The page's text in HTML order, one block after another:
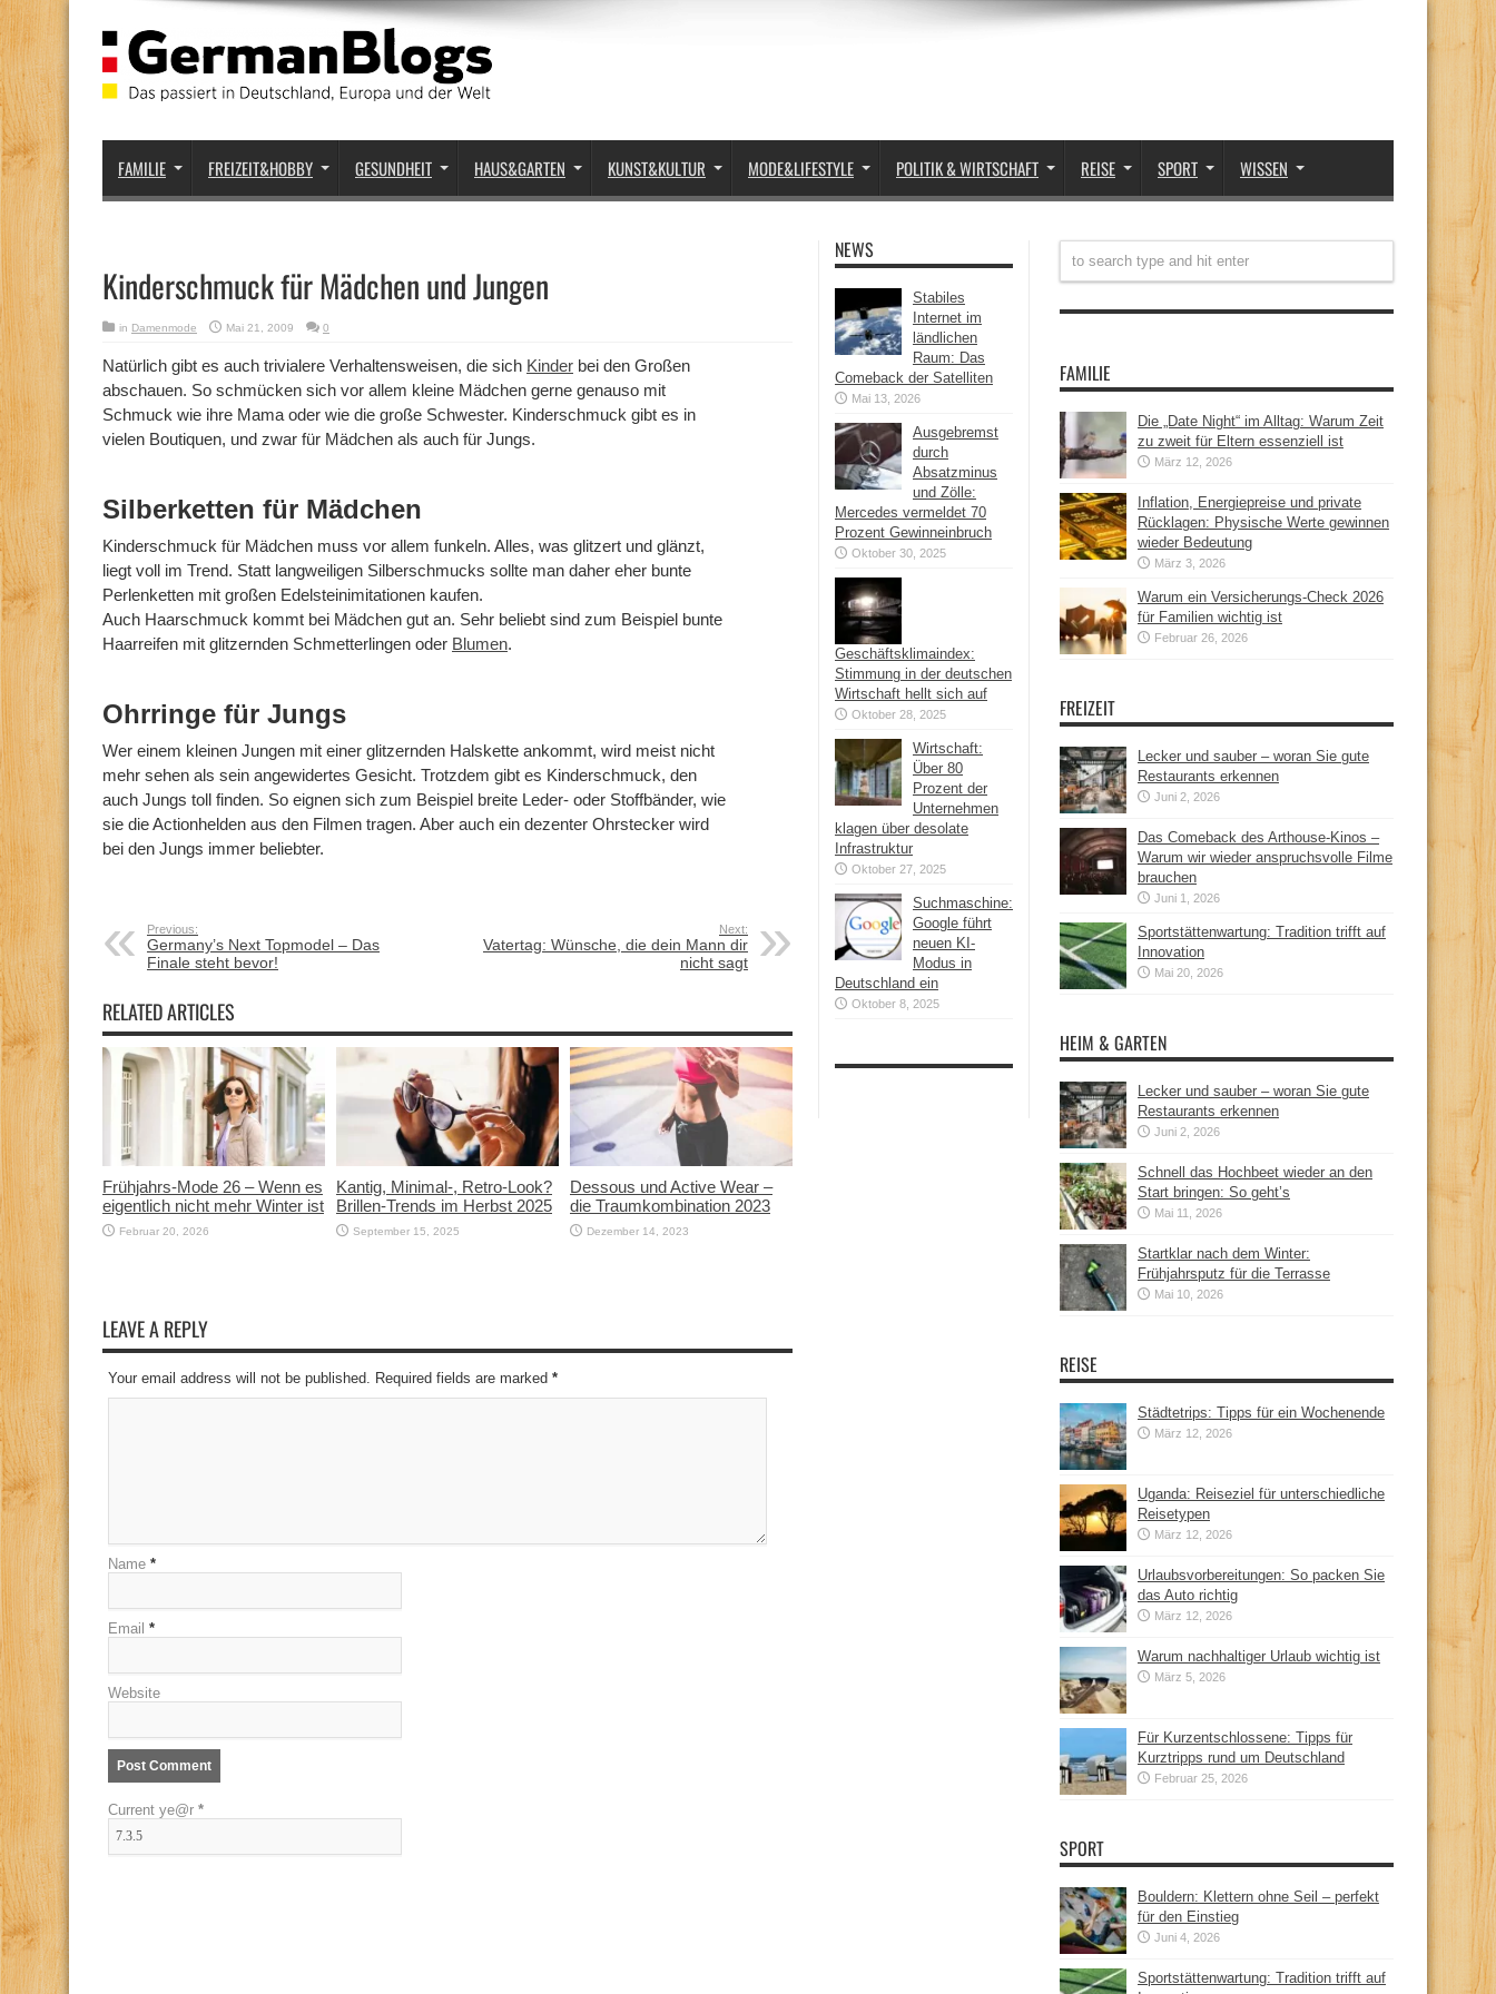
FAMILIE FREIZEIT&HOBBY GESUNDHEIT HAUS&GARTEN KUNST&KULTUR MODE&LIFESTYLE POLITIK & WIRTSCHAFT REISE SPORT WISSEN
Kinderschmuck für Mädchen und Jungen
in Damenmode Mai 21, 2009 0
Natürlich gibt es auch trivialere Verhaltensweisen, die sich Kinder bei den Großen
abschauen. So schmücken sich vor allem kleine Mädchen gerne genauso mit
Schmuck wie ihre Mama oder wie die große Schwester. Kinderschmuck gibt es in
vielen Boutiquen, und zwar für Mädchen als auch für Jungs.
Silberketten für Mädchen
Kinderschmuck für Mädchen muss vor allem funkeln. Alles, was glitzert und glänzt,
liegt voll im Trend. Statt langweiligen Silberschmucks sollte man daher eher bunte
Perlenketten mit großen Edelsteinimitationen kaufen.
Auch Haarschmuck kommt bei Mädchen gut an. Sehr beliebt sind zum Beispiel bunte
Haarreifen mit glitzernden Schmetterlingen oder Blumen.
Ohrringe für Jungs
Wer einem kleinen Jungen mit einer glitzernden Halskette ankommt, wird meist nicht
mehr sehen als sein angewidertes Gesicht. Trotzdem gibt es Kinderschmuck, den
auch Jungs toll finden. So eignen sich zum Beispiel breite Leder- oder Stoffbänder, wie
sie die Actionhelden aus den Filmen tragen. Aber auch ein dezenter Ohrstecker wird
bei den Jungs immer beliebter.
Previous:
Germany’s Next Topmodel – Das
Finale steht bevor!
Next:
Vatertag: Wünsche, die dein Mann dir
nicht sagt
RELATED ARTICLES
Frühjahrs-Mode 26 – Wenn es
eigentlich nicht mehr Winter ist
Februar 20, 2026
Kantig, Minimal-, Retro-Look?
Brillen-Trends im Herbst 2025
September 15, 2025
Dessous und Active Wear –
die Traumkombination 2023
Dezember 14, 2023
LEAVE A REPLY
Your email address will not be published. Required fields are marked *
Name *
Email *
Website
Current ye@r *
NEWS
Stabiles
Internet im
ländlichen
Raum: Das
Comeback der Satelliten
Mai 13, 2026
Ausgebremst
durch
Absatzminus
und Zölle:
Mercedes vermeldet 70
Prozent Gewinneinbruch
Oktober 30, 2025
Geschäftsklimaindex:
Stimmung in der deutschen
Wirtschaft hellt sich auf
Oktober 28, 2025
Wirtschaft:
Über 80
Prozent der
Unternehmen
klagen über desolate
Infrastruktur
Oktober 27, 2025
Suchmaschine:
Google führt
neuen KI-
Modus in
Deutschland ein
Oktober 8, 2025
FAMILIE
Die „Date Night“ im Alltag: Warum Zeit
zu zweit für Eltern essenziell ist
März 12, 2026
Inflation, Energiepreise und private
Rücklagen: Physische Werte gewinnen
wieder Bedeutung
März 3, 2026
Warum ein Versicherungs-Check 2026
für Familien wichtig ist
Februar 26, 2026
FREIZEIT
Lecker und sauber – woran Sie gute
Restaurants erkennen
Juni 2, 2026
Das Comeback des Arthouse-Kinos –
Warum wir wieder anspruchsvolle Filme
brauchen
Juni 1, 2026
Sportstättenwartung: Tradition trifft auf
Innovation
Mai 20, 2026
HEIM & GARTEN
Lecker und sauber – woran Sie gute
Restaurants erkennen
Juni 2, 2026
Schnell das Hochbeet wieder an den
Start bringen: So geht’s
Mai 11, 2026
Startklar nach dem Winter:
Frühjahrsputz für die Terrasse
Mai 10, 2026
REISE
Städtetrips: Tipps für ein Wochenende
März 12, 2026
Uganda: Reiseziel für unterschiedliche
Reisetypen
März 12, 2026
Urlaubsvorbereitungen: So packen Sie
das Auto richtig
März 12, 2026
Warum nachhaltiger Urlaub wichtig ist
März 5, 2026
Für Kurzentschlossene: Tipps für
Kurztripps rund um Deutschland
Februar 25, 2026
SPORT
Bouldern: Klettern ohne Seil – perfekt
für den Einstieg
Juni 4, 2026
Sportstättenwartung: Tradition trifft auf